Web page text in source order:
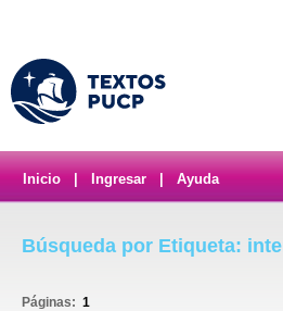
Inicio Ingresar Ayuda
Búsqueda por Etiqueta:
Páginas: 1